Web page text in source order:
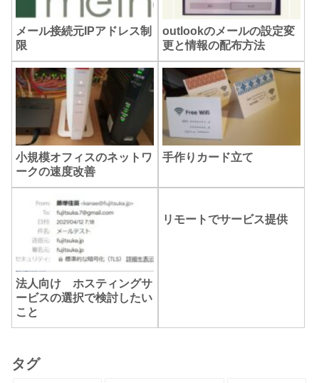
メール接続元IPアドレス制
限
outlookのメールの設定変
更と情報の配布方法
小規模オフィスのネットワ
ークの速度改善
手作りカード立て
法人向け ホスティングサ
ービスの選択で検討したい
こと
リモートでサービス提供
タグ